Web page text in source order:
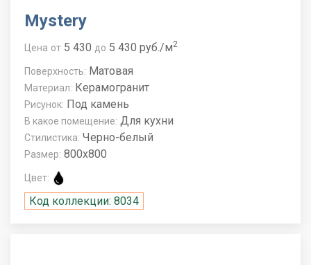
Mystery
Цена от 5 430 до 5 430 руб./м2
Поверхность: Матовая
Материал: Керамогранит
Рисунок: Под камень
В какое помещение: Для кухни
Стилистика: Черно-белый
Размер: 800x800
Цвет:
Код коллекции: 8034